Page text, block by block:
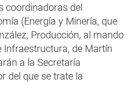
coordinadoras del
(Energía y Minería, que
Producción, al mando
Infraestructura, de Martín
a la Secretaría
del que se trate la